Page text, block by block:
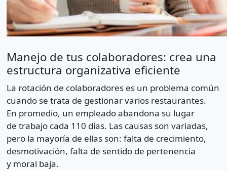
Manejo de tus colaboradores: crea una
estructura organizativa eficiente
La rotación de colaboradores es un problema común
cuando se trata de gestionar varios restaurantes.
En promedio, un empleado abandona su lugar
de trabajo cada 110 días. Las causas son variadas,
pero la mayoría de ellas son: falta de crecimiento,
desmotivación, falta de sentido de pertenencia
y moral baja.